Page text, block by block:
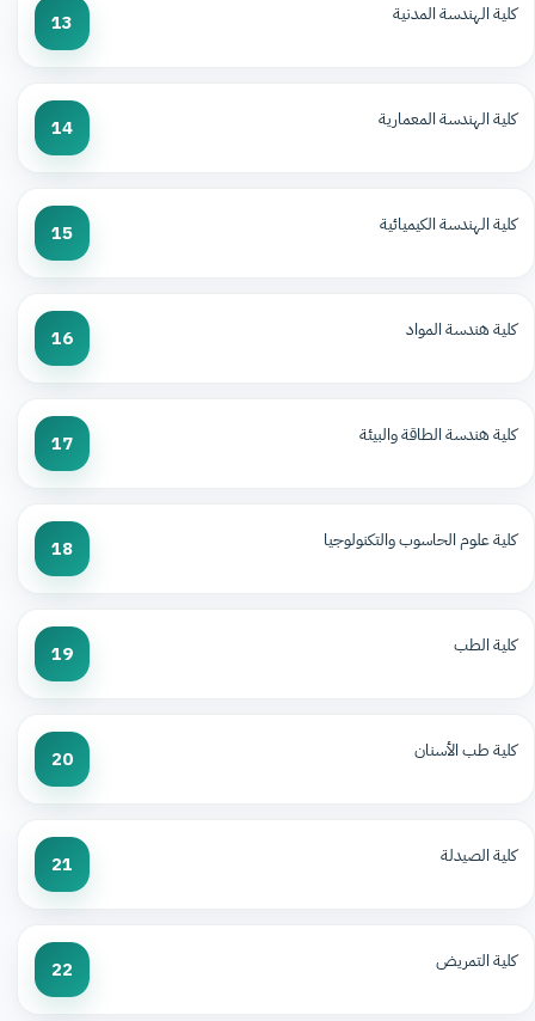
كلية الهندسة المدنية 13
كلية الهندسة المعمارية 14
كلية الهندسة الكيميائية 15
كلية هندسة المواد 16
كلية هندسة الطاقة والبيئة 17
كلية علوم الحاسوب والتكنولوجيا 18
كلية الطب 19
كلية طب الأسنان 20
كلية الصيدلة 21
كلية التمريض 22